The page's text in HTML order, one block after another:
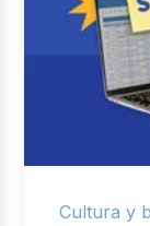
Cultura y